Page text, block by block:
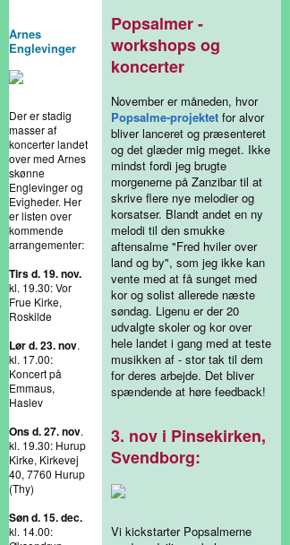
Arnes
Englevinger
Der er stadig
masser af
koncerter landet
over med Arnes
skønne
Englevinger og
Evigheder. Her
er listen over
kommende
arrangementer:
Tirs d. 19. nov.
kl. 19.30: Vor
Frue Kirke,
Roskilde
Lør d. 23. nov.
kl. 17.00:
Koncert på
Emmaus,
Haslev
Ons d. 27. nov.
kl. 19.30: Hurup
Kirke, Kirkevej
40, 7760 Hurup
(Thy)
Søn d. 15. dec.
kl. 14.00:
Popsalmer -
workshops og
koncerter
November er måneden, hvor
Popsalme-projektet for alvor
bliver lanceret og præsenteret
og det glæder mig meget. Ikke
mindst fordi jeg brugte
morgenerne på Zanzibar til at
skrive flere nye melodier og
korsatser. Blandt andet en ny
melodi til den smukke
aftensalme "Fred hviler over
land og by", som jeg ikke kan
vente med at få sunget med
kor og solist allerede næste
søndag. Ligenu er der 20
udvalgte skoler og kor over
hele landet i gang med at teste
musikken af - stor tak til dem
for deres arbejde. Det bliver
spændende at høre feedback!
3. nov i Pinsekirken,
Svendborg:
Vi kickstarter Popsalmerne